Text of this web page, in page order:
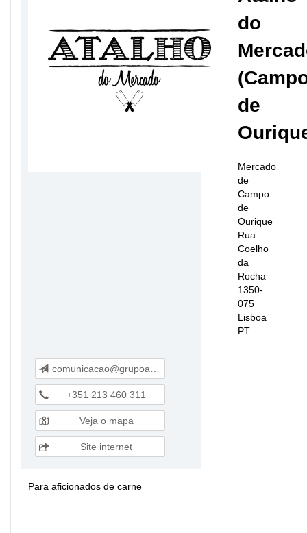
do
de
Mercado
de
Campo
de
Ourique
Rua
Coelho
da
Rocha
1350-
075
Lisboa
PT
comunicacao@grupoatalho.pt
+351 213 460 311
Veja o mapa
Site internet
Para aficionados de carne